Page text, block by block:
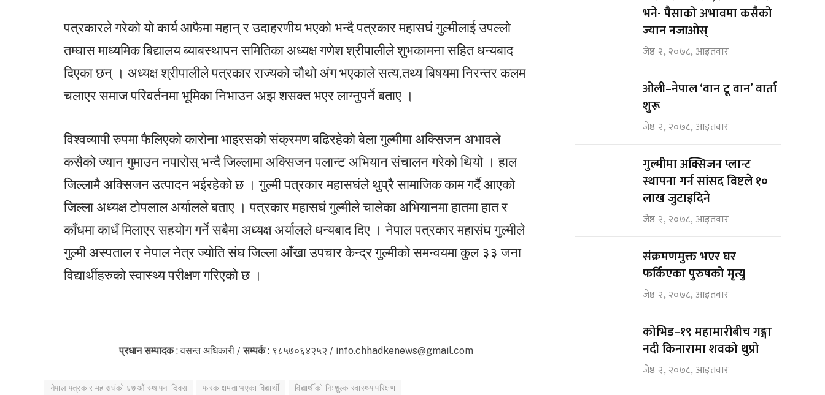
पत्रकारले गरेको यो कार्य आफैमा महान् र उदाहरणीय भएको भन्दै पत्रकार महासघं गुल्मीलाई उपल्लो
तम्घास माध्यमिक बिद्यालय ब्याबस्थापन समितिका अध्यक्ष गणेश श्रीपालीले शुभकामना सहित धन्यबाद
दिएका छन् । अध्यक्ष श्रीपालीले पत्रकार राज्यको चौथो अंग भएकाले सत्य,तथ्य बिषयमा निरन्तर कलम
चलाएर समाज परिवर्तनमा भूमिका निभाउन अझ शसक्त भएर लाग्नुपर्ने बताए ।
विश्वव्यापी रुपमा फैलिएको कारोना भाइरसको संक्रमण बढिरहेको बेला गुल्मीमा अक्सिजन अभावले
कसैको ज्यान गुमाउन नपारोस् भन्दै जिल्लामा अक्सिजन पलान्ट अभियान संचालन गरेको थियो । हाल
जिल्लामै अक्सिजन उत्पादन भईरहेको छ । गुल्मी पत्रकार महासघंले थुप्रै सामाजिक काम गर्दै आएको
जिल्ला अध्यक्ष टोपलाल अर्यालले बताए । पत्रकार महासघं गुल्मीले चालेका अभियानमा हातमा हात र
काँधमा काधँ मिलाएर सहयोग गर्ने सबैमा अध्यक्ष अर्यालले धन्यबाद दिए । नेपाल पत्रकार महासंघ गुल्मीले
गुल्मी अस्पताल र नेपाल नेत्र ज्योति संघ जिल्ला आँखा उपचार केन्द्र गुल्मीको समन्वयमा कुल ३३ जना
विद्यार्थीहरुको स्वास्थ्य परीक्षण गरिएको छ ।
प्रधान सम्पादक: वसन्त अधिकारी /सम्पर्क: ९८५७०६४२५२ / info.chhadkenews@gmail.com
नेपाल पत्रकार महासघंको ६७ औं स्थापना दिवस फरक क्षमता भएका विद्यार्थी विद्यार्थीको निःशुल्क स्वास्थ्य परिक्षण
भने- पैसाको अभावमा कसैको
ज्यान नजाओस्
जेष्ठ २, २०७८, आइतवार
ओली–नेपाल ‘वान टू वान’ वार्ता
शुरू
जेष्ठ २, २०७८, आइतवार
गुल्मीमा अक्सिजन प्लान्ट
स्थापना गर्न सांसद विष्टले १०
लाख जुटाइदिने
जेष्ठ २, २०७८, आइतवार
संक्रमणमुक्त भएर घर
फर्किएका पुरुषको मृत्यु
जेष्ठ २, २०७८, आइतवार
कोभिड–१९ महामारीबीच गङ्गा
नदी किनारामा शवको थुप्रो
जेष्ठ २, २०७८, आइतवार